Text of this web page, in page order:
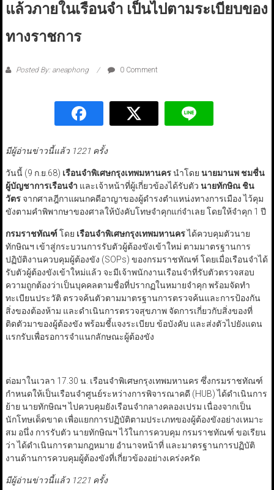
แล้วภายในเรือนจำ เป็นไปตามระเบียบของ
ทางราชการ
Posted By: aneaphong 0 Comment
มีผู้อ่านข่าวนี้แล้ว 1221 ครั้ง
วันนี้ (9 ก.ย.68) เรือนจำพิเศษกรุงเทพมหานครนำโดย นายมานพ ชมชื่น
ผู้บัญชาการเรือนจำ และเจ้าหน้าที่ผู้เกี่ยวข้องได้รับตัว นายทักษิณ ชิน
วัตร จากศาลฎีกาแผนกคดีอาญาของผู้ดำรงตำแหน่งทางการเมือง ไว้คุม
ขังตามคำพิพากษาของศาลให้บังคับโทษจำคุกแก่จำเลย โดยให้จำคุก 1 ปี
กรมราชทัณฑ์ โดย เรือนจำพิเศษกรุงเทพมหานครได้ควบคุมตัวนาย
ทักษิณฯ เข้าสู่กระบวนการรับตัวผู้ต้องขังเข้าใหม่ ตามมาตรฐานการ
ปฏิบัติงานควบคุมผู้ต้องขัง (SOPs) ของกรมราชทัณฑ์ โดยเมื่อเรือนจำได้
รับตัวผู้ต้องขังเข้าใหม่แล้ว จะมีเจ้าพนักงานเรือนจำที่รับตัวตรวจสอบ
ความถูกต้องว่าเป็นบุคคลตามชื่อที่ปรากฏในหมายจำคุก พร้อมจัดทำ
ทะเบียนประวัติ ตรวจค้นตัวตามมาตรฐานการตรวจค้นและการป้องกัน
สิ่งของต้องห้าม และดำเนินการตรวจสุขภาพ จัดการเกี่ยวกับสิ่งของที่
ติดตัวมาของผู้ต้องขัง พร้อมชี้แจงระเบียบ ข้อบังคับ และส่งตัวไปยังแดน
แรกรับเพื่อรอการจำแนกลักษณะผู้ต้องขัง
ต่อมาในเวลา 17.30 น. เรือนจำพิเศษกรุงเทพมหานคร ซึ่งกรมราชทัณฑ์
กำหนดให้เป็นเรือนจำศูนย์ระหว่างการพิจารณาคดี (HUB) ได้ดำเนินการ
ย้าย นายทักษิณฯ ไปควบคุมยังเรือนจำกลางคลองเปรม เนื่องจากเป็น
นักโทษเด็ดขาด เพื่อแยกการปฏิบัติตามประเภทของผู้ต้องขังอย่างเหมาะ
สม อนึ่ง การรับตัว นายทักษิณฯ ไว้ในการควบคุม กรมราชทัณฑ์ ขอเรียน
ว่า ได้ดำเนินการตามกฎหมาย อำนาจหน้าที่ และมาตรฐานการปฏิบัติ
งานด้านการควบคุมผู้ต้องขังที่เกี่ยวข้องอย่างเคร่งครัด
มีผู้อ่านข่าวนี้แล้ว 1221 ครั้ง